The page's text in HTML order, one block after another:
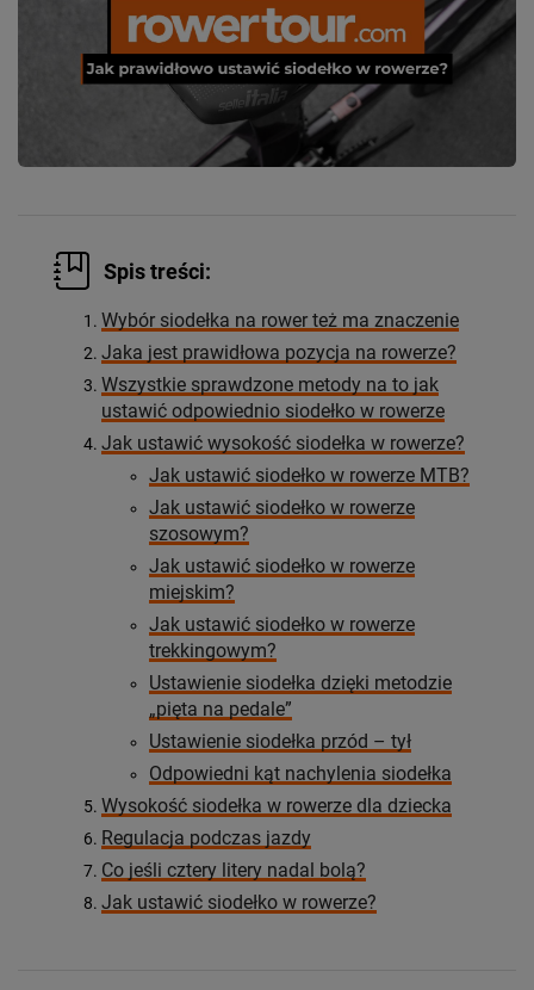
Spis treści:
Wybór siodełka na rower też ma znaczenie
Jaka jest prawidłowa pozycja na rowerze?
Wszystkie sprawdzone metody na to jak
ustawić odpowiednio siodełko w rowerze
Jak ustawić wysokość siodełka w rowerze?
Jak ustawić siodełko w rowerze MTB?
Jak ustawić siodełko w rowerze
szosowym?
Jak ustawić siodełko w rowerze
miejskim?
Jak ustawić siodełko w rowerze
trekkingowym?
Ustawienie siodełka dzięki metodzie
„pięta na pedale”
Ustawienie siodełka przód – tył
Odpowiedni kąt nachylenia siodełka
Wysokość siodełka w rowerze dla dziecka
Regulacja podczas jazdy
Co jeśli cztery litery nadal bolą?
Jak ustawić siodełko w rowerze?